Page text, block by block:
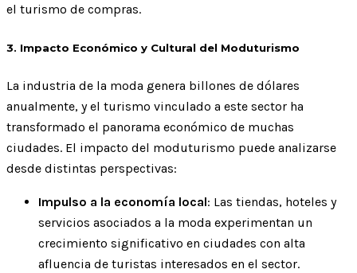
el turismo de compras.
3. Impacto Económico y Cultural del Moduturismo
La industria de la moda genera billones de dólares
anualmente, y el turismo vinculado a este sector ha
transformado el panorama económico de muchas
ciudades. El impacto del moduturismo puede analizarse
desde distintas perspectivas:
Impulso a la economía local: Las tiendas, hoteles y
servicios asociados a la moda experimentan un
crecimiento significativo en ciudades con alta
afluencia de turistas interesados en el sector.